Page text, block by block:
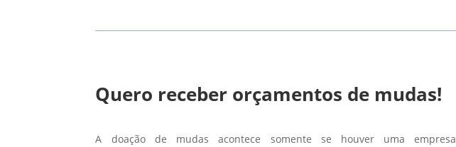
Quero receber orçamentos de mudas!
A doação de mudas acontece somente se houver uma empresa